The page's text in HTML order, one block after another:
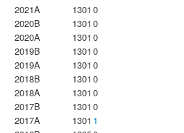
2021A
1301 0
2020B
1301 0
2020A
1301 0
2019B
1301 0
2019A
1301 0
2018B
1301 0
2018A
1301 0
2017B
1301 0
2017A
1301 1